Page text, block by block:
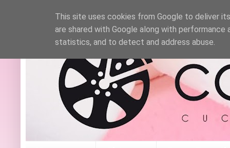
This site uses cookies from Google to deliver
are shared with Google along with
statistics, and to detect and address abuse.